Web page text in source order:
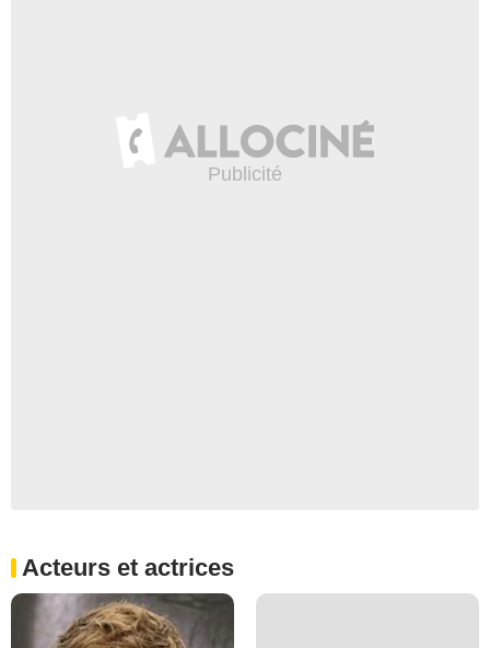
Acteurs et actrices